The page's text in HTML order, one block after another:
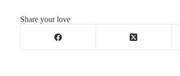
Share your love